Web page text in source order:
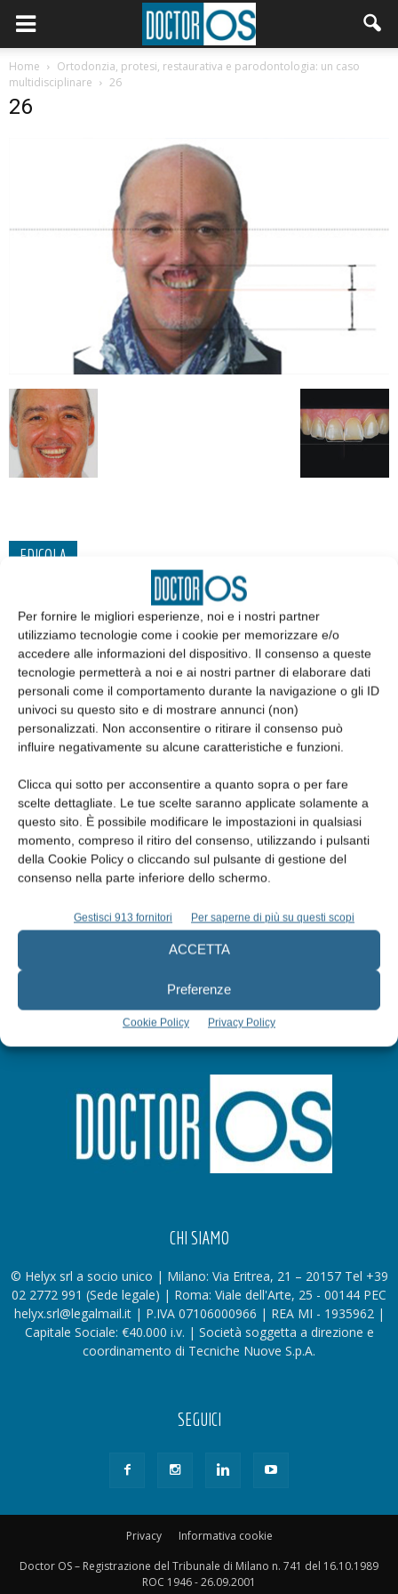
Per fornire le migliori esperienze, noi e i nostri partner
utilizziamo tecnologie come i cookie per memorizzare e/o
accedere alle informazioni del dispositivo. Il consenso a queste
tecnologie permetterà a noi e ai nostri partner di elaborare dati
personali come il comportamento durante la navigazione o gli ID
univoci su questo sito e di mostrare annunci (non)
personalizzati. Non acconsentire o ritirare il consenso può
influire negativamente su alcune caratteristiche e funzioni.
Clicca qui sotto per acconsentire a quanto sopra o per fare
scelte dettagliate. Le tue scelte saranno applicate solamente a
questo sito. È possibile modificare le impostazioni in qualsiasi
momento, compreso il ritiro del consenso, utilizzando i pulsanti
della Cookie Policy o cliccando sul pulsante di gestione del
consenso nella parte inferiore dello schermo.
Gestisci 913 fornitori Per saperne di più su questi scopi
ACCETTA
Preferenze
Cookie Policy Privacy Policy
Home
Ortodonzia, protesi, restaurativa e parodontologia: un caso
multidisciplinare
26
26
EDICOLA
Edicola web
Abbonati
Iscriviti alla newsletter
CHI SIAMO
© Helyx srl a socio unico | Milano: Via Eritrea, 21 – 20157 Tel +39
02 2772 991 (Sede legale) | Roma: Viale dell'Arte, 25 - 00144 PEC
helyx.srl@legalmail.it | P.IVA 07106000966 | REA MI - 1935962 |
Capitale Sociale: €40.000 i.v. | Società soggetta a direzione e
coordinamento di Tecniche Nuove S.p.A.
SEGUICI
Privacy
Informativa cookie
Doctor OS – Registrazione del Tribunale di Milano n. 741 del 16.10.1989
ROC 1946 - 26.09.2001